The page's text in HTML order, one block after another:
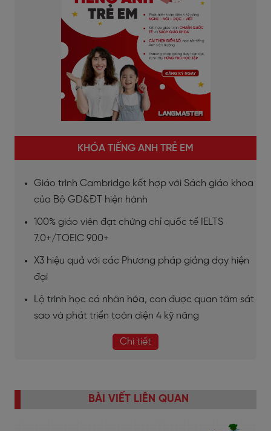
KHÓA TIẾNG ANH TRẺ EM
Giáo trình Cambridge kết hợp với Sách giáo khoa
của Bộ GD&ĐT hiện hành
100% giáo viên đạt chứng chỉ quốc tế IELTS
7.0+/TOEIC 900+
X3 hiệu quả với các Phương pháp giảng dạy hiện
đại
Lộ trình học cá nhân hóa, con được quan tâm sát
sao và phát triển toàn diện 4 kỹ năng
Chi tiết
BÀI VIẾT LIÊN QUAN